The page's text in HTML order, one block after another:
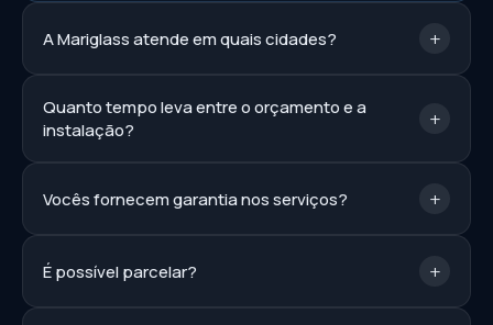
A Mariglass atende em quais cidades? +
Quanto tempo leva entre o orçamento e a
instalação?
+
Vocês fornecem garantia nos serviços? +
É possível parcelar? +